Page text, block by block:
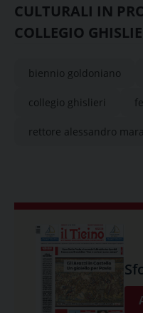
CULTURALI IN
COLLEGIO
biennio goldoniano
collegio ghislieri
rettore alessandro